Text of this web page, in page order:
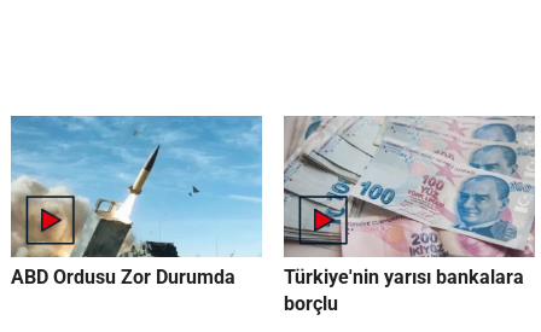
ABD Ordusu Zor Durumda
Türkiye'nin yarısı bankalara
borçlu